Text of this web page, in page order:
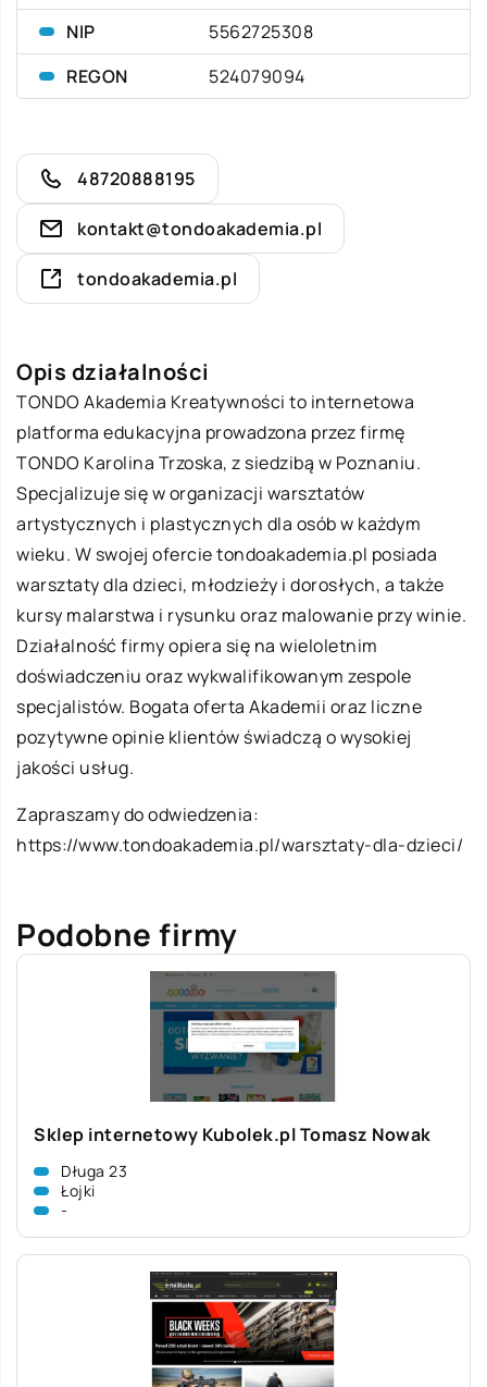
NIP
5562725308
REGON
524079094
48720888195
kontakt@tondoakademia.pl
tondoakademia.pl
Opis działalności
TONDO Akademia Kreatywności to internetowa
platforma edukacyjna prowadzona przez firmę
TONDO Karolina Trzoska, z siedzibą w Poznaniu.
Specjalizuje się w organizacji warsztatów
artystycznych i plastycznych dla osób w każdym
wieku. W swojej ofercie tondoakademia.pl posiada
warsztaty dla dzieci, młodzieży i dorosłych, a także
kursy malarstwa i rysunku oraz malowanie przy winie.
Działalność firmy opiera się na wieloletnim
doświadczeniu oraz wykwalifikowanym zespole
specjalistów. Bogata oferta Akademii oraz liczne
pozytywne opinie klientów świadczą o wysokiej
jakości usług.
Zapraszamy do odwiedzenia:
https://www.tondoakademia.pl/warsztaty-dla-dzieci/
Podobne firmy
Sklep internetowy Kubolek.pl Tomasz Nowak
Długa 23
Łojki
-